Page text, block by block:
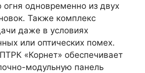
огня одновременно из двух
Также комплекс
даже в условиях
или оптических помех.
«Корнет» обеспечивает
модульную панель